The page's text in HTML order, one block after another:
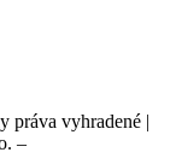
práva vyhradené |
–